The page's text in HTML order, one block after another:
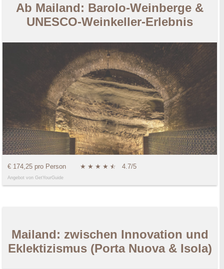
Ab Mailand: Barolo-Weinberge &
UNESCO-Weinkeller-Erlebnis
€ 174,25 pro Person ★ ★ ★ ★ ★
☆ 4.7/5
Angebot von GetYourGuide
Mailand: zwischen Innovation und
Eklektizismus (Porta Nuova & Isola)